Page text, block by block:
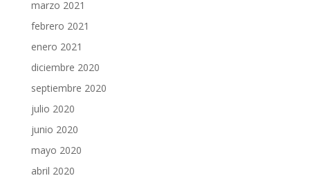
marzo 2021
febrero 2021
enero 2021
diciembre 2020
septiembre 2020
julio 2020
junio 2020
mayo 2020
abril 2020